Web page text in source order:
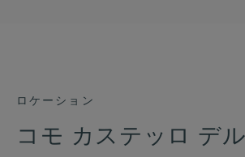
ロケーション
コモ カステッロ デ